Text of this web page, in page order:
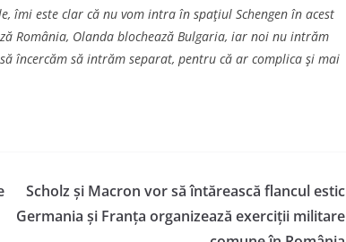
îmi este clar că nu vom intra în spaţiul Schengen în acest
România, Olanda blochează Bulgaria, iar noi nu intrăm
încercăm să intrăm separat, pentru că ar complica şi mai
Scholz și Macron vor să întărească flancul estic
Germania și Franța organizează exerciții militare